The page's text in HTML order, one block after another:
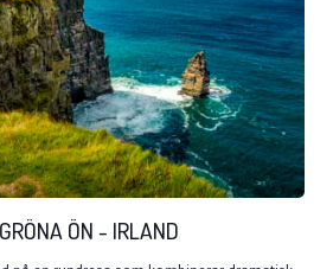
ÖN - IRLAND